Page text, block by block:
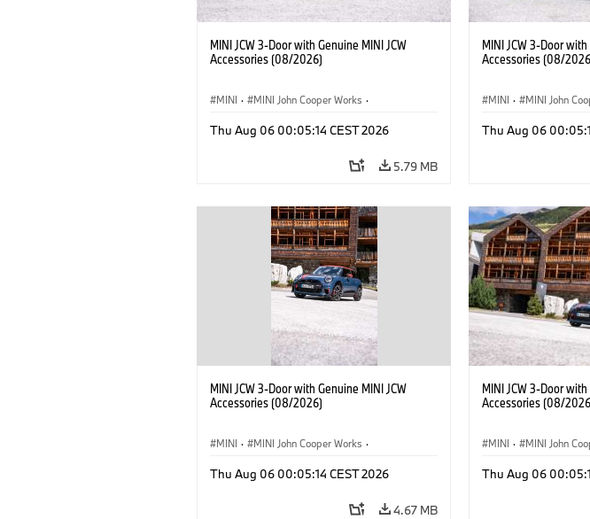
MINI JCW 3-Door with Genuine MINI JCW
Accessories (08/2026)
MINI · MINI John Cooper Works ·
Optional Extras, Accessories
Thu Aug 06 00:05:14 CEST 2026
5.79 MB
MINI JCW 3-Door
Accessories (08/
MINI · MINI John
Optional Extras,
Thu Aug 06
MINI JCW 3-Door with Genuine MINI JCW
Accessories (08/2026)
MINI · MINI John Cooper Works ·
Optional Extras, Accessories
Thu Aug 06 00:05:14 CEST 2026
4.67 MB
MINI JCW 3-Door
Accessories (08/
MINI · MINI John
Optional Extras,
Thu Aug 06